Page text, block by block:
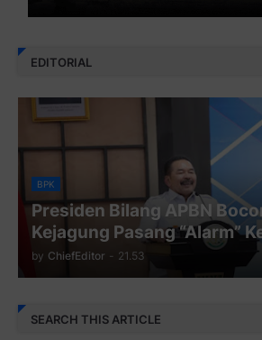
EDITORIAL
BPK
Presiden Bilang APBN
Kejagung Pasang “Alarm”
by ChiefEditor - 21.53
SEARCH THIS ARTICLE